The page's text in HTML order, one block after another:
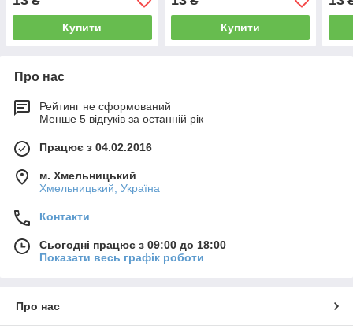
Купити Купити
Про нас
Рейтинг не сформований
Менше 5 відгуків за останній рік
Працює з 04.02.2016
м. Хмельницький
Хмельницький, Україна
Контакти
Сьогодні працює з 09:00 до 18:00
Показати весь графік роботи
Про нас